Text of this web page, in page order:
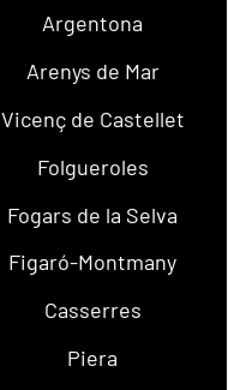
Argentona
Arenys de Mar
Vicenç de Castellet
Folgueroles
Fogars de la Selva
Figaró-Montmany
Casserres
Piera